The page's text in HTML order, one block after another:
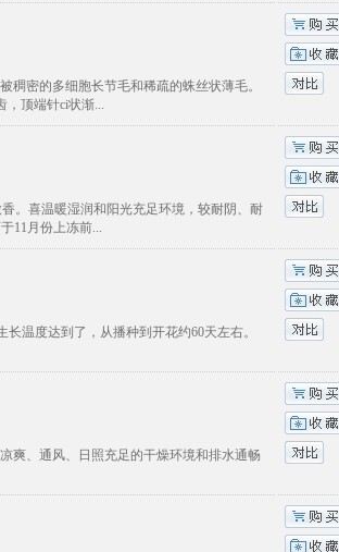
稠密的多细胞长节毛和稀疏的蛛丝状薄毛。
，顶端针ci状渐...
。喜温暖湿润和阳光充足环境，较耐阴、耐
11月份上冻前...
温度达到了，从播种到开花约60天左右。
爽、通风、日照充足的干燥环境和排水通畅